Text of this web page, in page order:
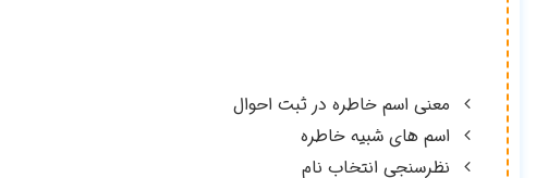
معنی اسم خاطره در ثبت احوال
اسم های شبیه خاطره
نظرسنجی انتخاب نام